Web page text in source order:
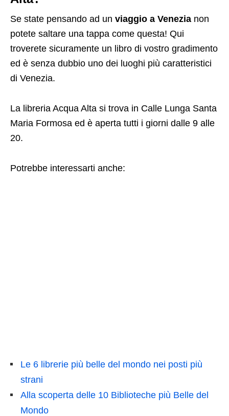
Se state pensando ad un viaggio a Venezia non
potete saltare una tappa come questa! Qui
troverete sicuramente un libro di vostro gradimento
ed è senza dubbio uno dei luoghi più caratteristici
di Venezia.
La libreria Acqua Alta si trova in Calle Lunga Santa
Maria Formosa ed è aperta tutti i giorni dalle 9 alle
20.
Potrebbe interessarti anche:
Le 6 librerie più belle del mondo nei posti più
strani
Alla scoperta delle 10 Biblioteche più Belle del
Mondo